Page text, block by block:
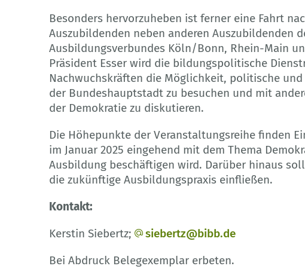
Besonders hervorzuheben ist ferner eine Fahrt
Auszubildenden neben anderen Auszubildenden
Ausbildungsverbundes Köln/Bonn, Rhein-Main
Präsident Esser wird die bildungspolitische
Nachwuchskräften die Möglichkeit, politische
der Bundeshauptstadt zu besuchen und mit
der Demokratie zu diskutieren.
Die Höhepunkte der Veranstaltungsreihe finden
im Januar 2025 eingehend mit dem Thema
Ausbildung beschäftigen wird. Darüber hinaus
die zukünftige Ausbildungspraxis einfließen.
Kontakt:
Kerstin Siebertz;
siebertz@bibb.de
Bei Abdruck Belegexemplar erbeten.